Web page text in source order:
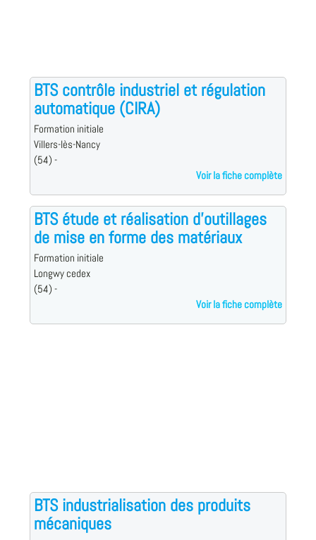
BTS contrôle industriel et régulation
automatique (CIRA)
Formation initiale
Villers-lès-Nancy
(54) -
Voir la fiche complète
BTS étude et réalisation d'outillages
de mise en forme des matériaux
Formation initiale
Longwy cedex
(54) -
Voir la fiche complète
BTS industrialisation des produits
mécaniques